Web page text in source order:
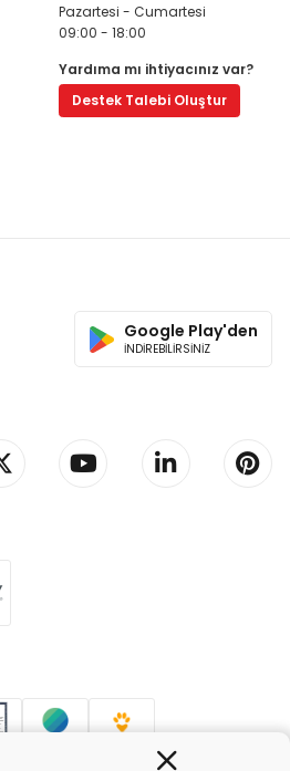
Pazartesi - Cumartesi
09:00 - 18:00
Yardıma mı ihtiyacınız var?
Destek Talebi Oluştur
Google Play'den
İNDİREBİLİRSİNİZ